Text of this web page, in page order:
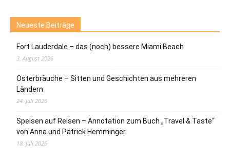
Neueste Beiträge
Fort Lauderdale – das (noch) bessere Miami Beach
3. August 2026
Osterbräuche – Sitten und Geschichten aus mehreren
Ländern
24. Juli 2026
Speisen auf Reisen – Annotation zum Buch „Travel & Taste“
von Anna und Patrick Hemminger
18. Juli 2026